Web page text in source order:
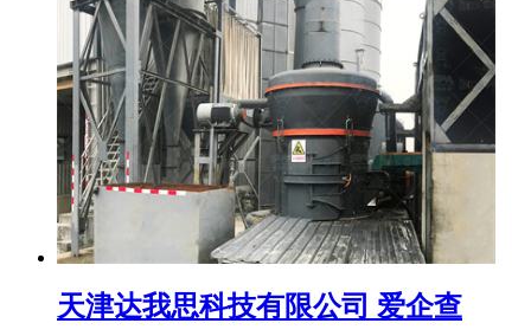
天津达我思科技有限公司 爱企查